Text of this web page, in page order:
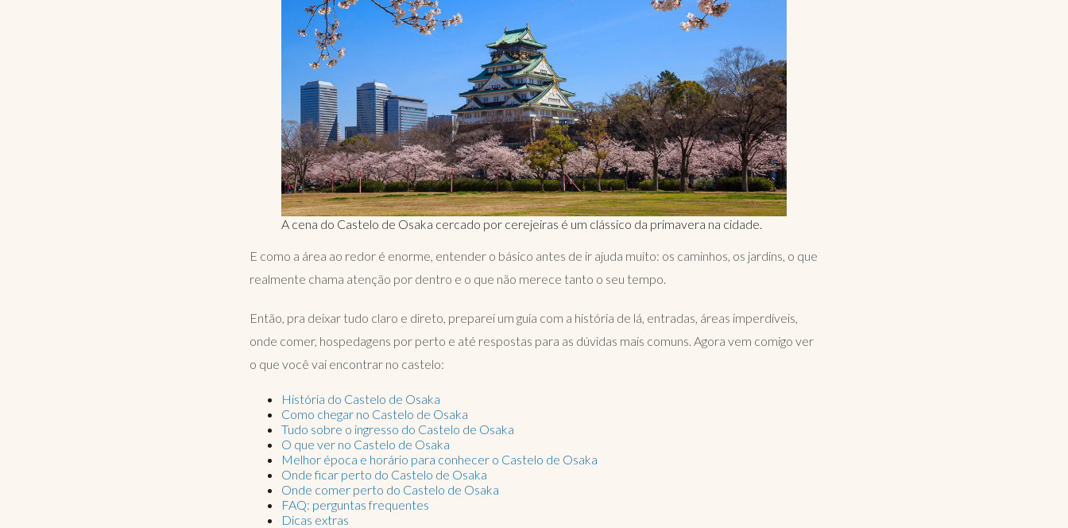
A cena do Castelo de Osaka cercado por cerejeiras é um clássico da primavera na cidade.
E como a área ao redor é enorme, entender o básico antes de ir ajuda muito: os caminhos, os jardins, o que
realmente chama atenção por dentro e o que não merece tanto o seu tempo.
Então, pra deixar tudo claro e direto, preparei um guia com a história de lá, entradas, áreas imperdíveis,
onde comer, hospedagens por perto e até respostas para as dúvidas mais comuns. Agora vem comigo ver
o que você vai encontrar no castelo:
História do Castelo de Osaka
Como chegar no Castelo de Osaka
Tudo sobre o ingresso do Castelo de Osaka
O que ver no Castelo de Osaka
Melhor época e horário para conhecer o Castelo de Osaka
Onde ficar perto do Castelo de Osaka
Onde comer perto do Castelo de Osaka
FAQ: perguntas frequentes
Dicas extras